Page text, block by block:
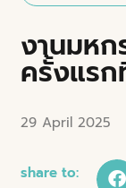
งานมหก
ครั้งแร
29 April 2025
share to: